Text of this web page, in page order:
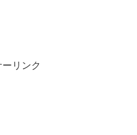
リンク